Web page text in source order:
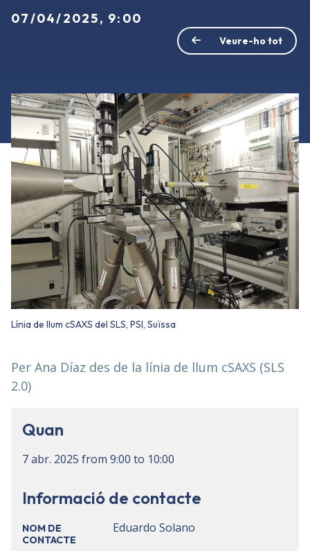
07/04/2025, 9:00
Veure-ho tot
Línia de llum cSAXS del SLS, PSI, Suïssa
Per Ana Díaz des de la línia de llum cSAXS (SLS
2.0)
Quan
7 abr. 2025 from 9:00 to 10:00
Informació de contacte
NOM DE
CONTACTE
Eduardo Solano